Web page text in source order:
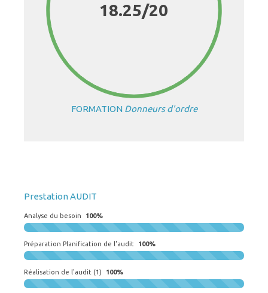
18.25/20
FORMATION Donneurs d'ordre
Prestation AUDIT
Analyse du besoin 100%
Préparation Planification de l'audit 100%
Réalisation de l'audit (1) 100%